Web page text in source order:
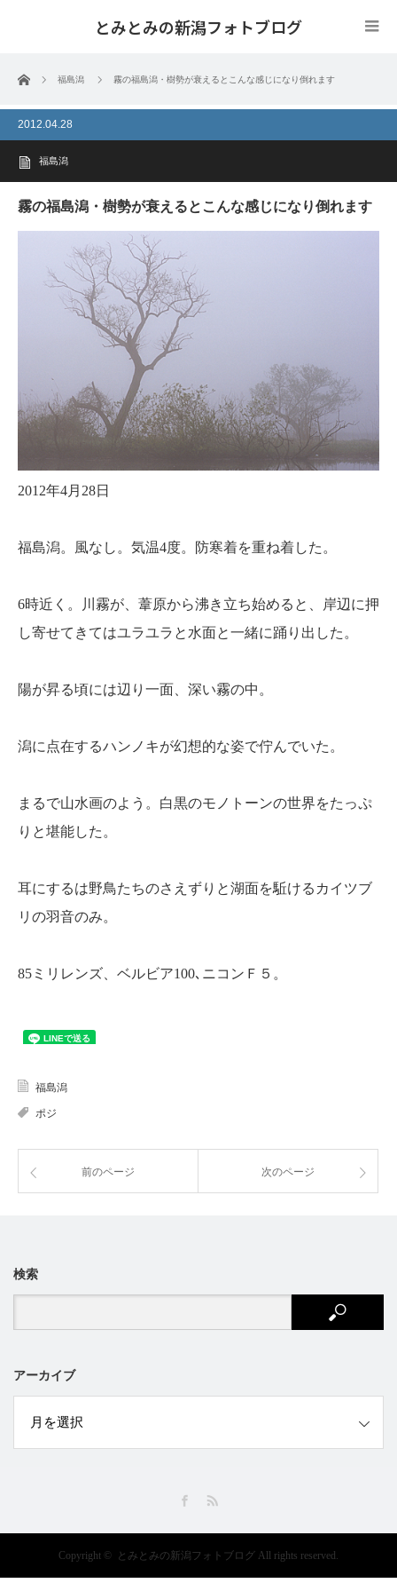
とみとみの新潟フォトブログ
ホーム 福島潟 霧の福島潟・樹勢が衰えるとこんな感じになり倒れます
2012.04.28
福島潟
霧の福島潟・樹勢が衰えるとこんな感じになり倒れます
2012年4月28日
福島潟。風なし。気温4度。防寒着を重ね着した。
6時近く。川霧が、葦原から沸き立ち始めると、岸辺に押
し寄せてきてはユラユラと水面と一緒に踊り出した。
陽が昇る頃には辺り一面、深い霧の中。
潟に点在するハンノキが幻想的な姿で佇んでいた。
まるで山水画のよう。白黒のモノトーンの世界をたっぷ
りと堪能した。
耳にするは野鳥たちのさえずりと湖面を駈けるカイツブ
リの羽音のみ。
85ミリレンズ、ベルビア100､ニコンＦ５。
福島潟
ポジ
前のページ 次のページ
検索
アーカイブ
Copyright © とみとみの新潟フォトブログ All rights reserved.